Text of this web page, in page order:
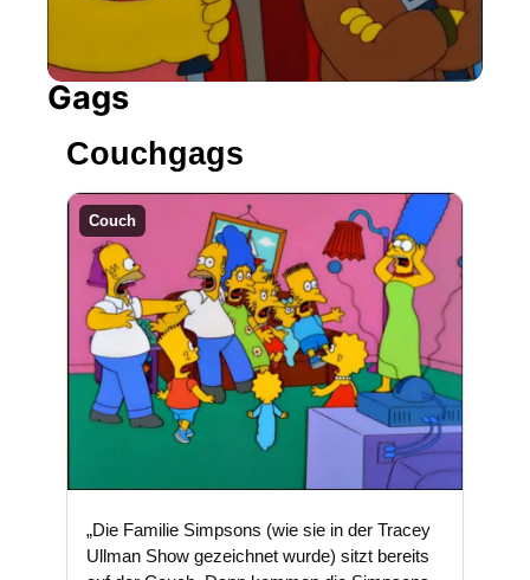
Gags
Couchgags
Couch
„Die Familie Simpsons (wie sie in der Tracey
Ullman Show gezeichnet wurde) sitzt bereits